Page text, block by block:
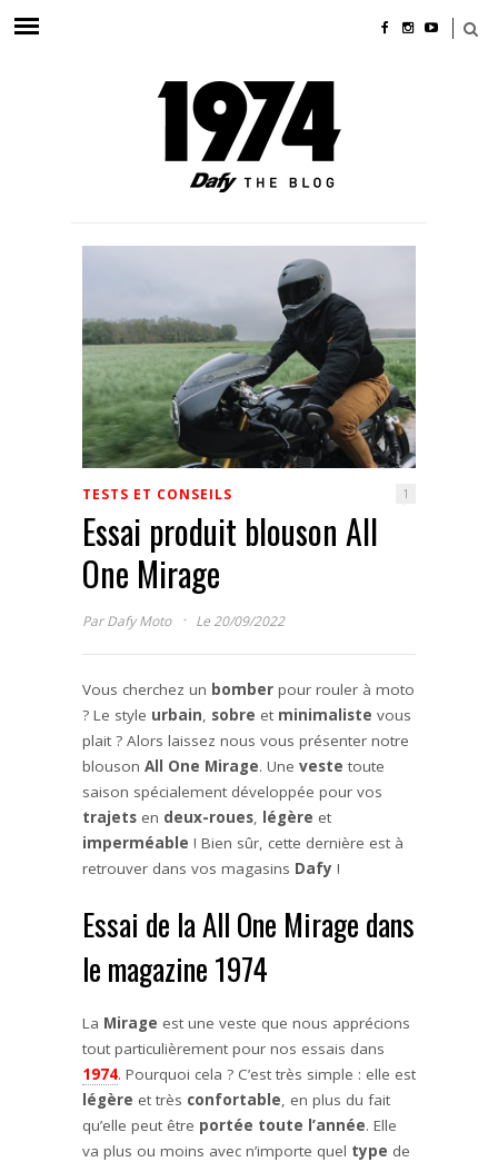
TESTS ET CONSEILS 1
Essai produit blouson All
One Mirage
ParDafy Moto · Le 20/09/2022
Vous cherchez un bomber pour rouler à moto
? Le style urbain, sobre et minimaliste vous
plait ? Alors laissez nous vous présenter notre
blouson All One Mirage. Une veste toute
saison spécialement développée pour vos
trajets en deux-roues, légère et
imperméable ! Bien sûr, cette dernière est à
retrouver dans vos magasins Dafy !
Essai de la All One Mirage dans
le magazine 1974
La Mirage est une veste que nous apprécions
tout particulièrement pour nos essais dans
1974. Pourquoi cela ? C’est très simple : elle est
légère et très confortable, en plus du fait
qu’elle peut être portée toute l’année. Elle
va plus ou moins avec n’importe quel type de